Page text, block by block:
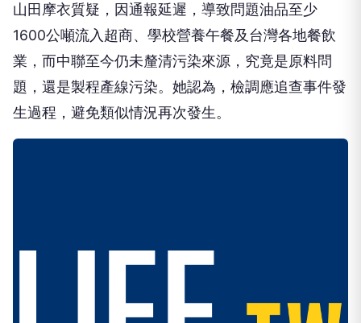
山田摩衣質疑，因通報延遲，導致問題油品至少
1600公噸流入超商、學校營養午餐及台灣各地餐飲
業，而中聯至今仍未釐清污染來源，究竟是原料問
題，還是製程產線污染。她認為，檢調應追查事件發
生過程，避免類似情況再次發生。